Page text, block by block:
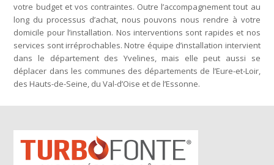
votre budget et vos contraintes. Outre l’accompagnement tout au
long du processus d’achat, nous pouvons nous rendre à votre
domicile pour l’installation. Nos interventions sont rapides et nos
services sont irréprochables. Notre équipe d’installation intervient
dans le département des Yvelines, mais elle peut aussi se
déplacer dans les communes des départements de l’Eure-et-Loir,
des Hauts-de-Seine, du Val-d’Oise et de l’Essonne.